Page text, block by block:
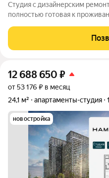
Студия с дизайнерским
полностью готовая к
проспект и зелёные массивы
12 688 650 ₽
от 53 176 ₽ в месяц
24,1 м²
апартаменты-студия
новостройка